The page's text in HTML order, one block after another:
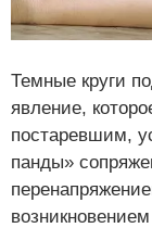
Темные круги
явление,
постаревшим,
панды»